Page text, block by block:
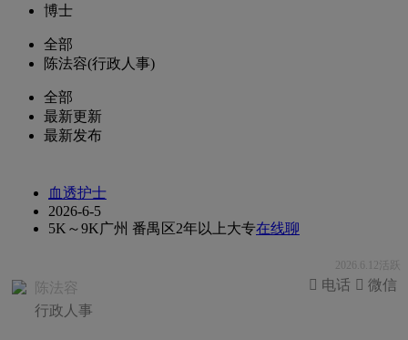
博士
全部
陈法容(行政人事)
全部
最新更新
最新发布
血透护士
2026-6-5
5K～9K广州 番禺区2年以上大专在线聊
2026.6.12活跃
陈法容
行政人事
 微信
 电话